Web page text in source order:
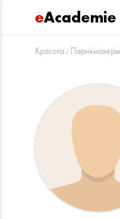
eAcademie
Красота Парикмахеры